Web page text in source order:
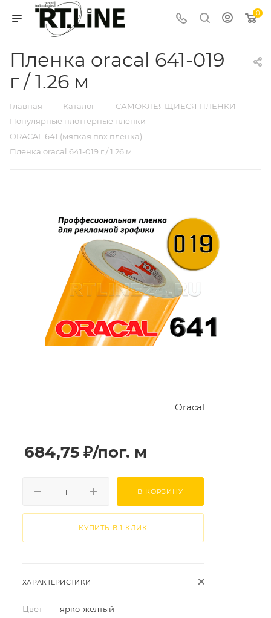
0
Пленка oracal 641-019
г / 1.26 м
Главная — Каталог — САМОКЛЕЯЩИЕСЯ ПЛЕНКИ —
Популярные плоттерные пленки —
ORACAL 641 (мягкая пвх пленка) —
Пленка oracal 641-019 г / 1.26 м
Oracal
684,75 ₽/пог. м
В КОРЗИНУ
КУПИТЬ В 1 КЛИК
ХАРАКТЕРИСТИКИ
Цвет — ярко-желтый